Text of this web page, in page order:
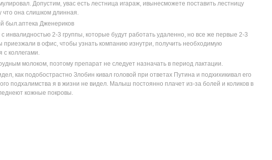
Допустим, увас есть лестница игараж, ивынесможете поставить лестницу
что она слишком длинная.
был.аптека Дженериков
инвалидностью 2-3 группы, которые будут работать удаленно, но все же первые 2-3
приезжали в офис, чтобы узнать компанию изнутри, получить необходимую
с коллегами.
молоком, поэтому препарат не следует назначать в период лактации.
как подобострастно Злобин кивал головой при ответах Путина и подхихикивал его
подхалимства я в жизни не видел. Малыш постоянно плачет из-за болей и коликов в
кожные покровы.